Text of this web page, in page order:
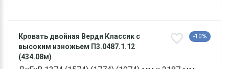
Кровать двойная Верди Классик с
высоким изножьем П3.0487.1.12
(434.08м)
-10%